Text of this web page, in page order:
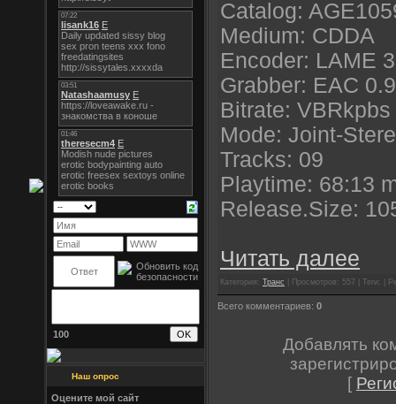
100
Наш опрос
Оцените мой сайт
Catalog:
Medium: CDDA
Encoder: LAME
Grabber: EAC
Bitrate: VBRkpbs
Mode: Joint-
Tracks: 09
Playtime: 68:13
Release.Size:
Читать далее
Категория: Транс | Просмотров: 557 | Теги: |
Всего комментариев: 0
Добавлять
[